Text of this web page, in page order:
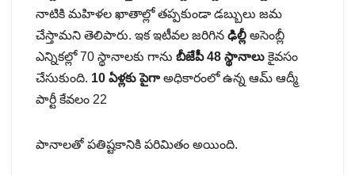
నాటికి మహిళల ఖాతాల్లో తప్పకుండా డబ్బులు జమ
చేస్తామని తెలిపారు. ఇక ఇటీవల జరిగిన ఢిల్లీ అసెంబ్లీ
ఎన్నికల్లో 70 స్థానాలకు గాను బీజేపీ 48 స్థానాలు కైవసం
చేసుకుంది. 10 ఏళ్లకు పైగా అధికారంలో ఉన్న ఆమ్ ఆద్మీ
పార్టీ కేవలం 22
పానాలతో పతిష్టకానికి పరిమితం అయింది.